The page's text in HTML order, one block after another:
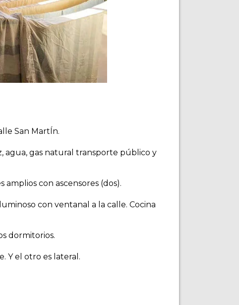
San MartÍn.
agua, gas natural transporte público y
con ascensores (dos).
con ventanal a la calle. Cocina
dormitorios.
Y el otro es lateral.